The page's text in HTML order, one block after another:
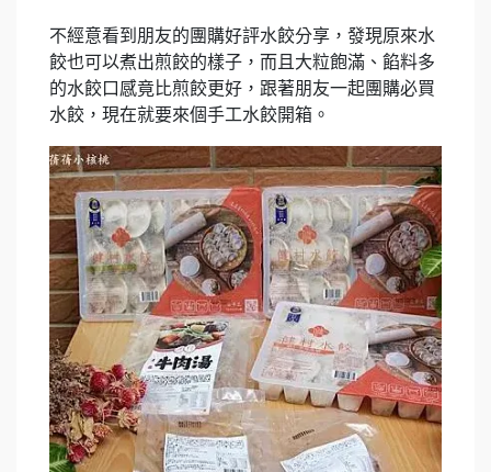
不經意看到朋友的團購好評水餃分享，發現原來水
餃也可以煮出煎餃的樣子，而且大粒飽滿、餡料多
的水餃口感竟比煎餃更好，跟著朋友一起團購必買
水餃，現在就要來個手工水餃開箱。